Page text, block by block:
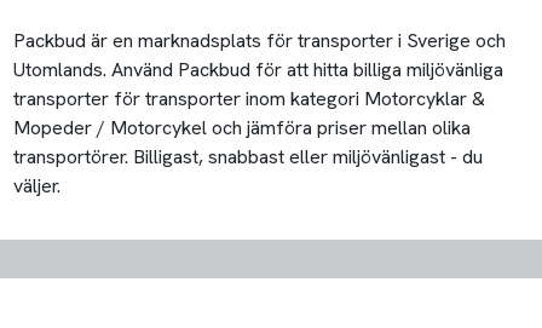
Packbud är en marknadsplats för transporter i Sverige och
Utomlands. Använd Packbud för att hitta billiga miljövänliga
transporter för transporter inom kategori Motorcyklar &
Mopeder / Motorcykel och jämföra priser mellan olika
transportörer. Billigast, snabbast eller miljövänligast - du
väljer.